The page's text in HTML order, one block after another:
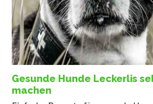
Gesunde Hunde Leckerlis
machen